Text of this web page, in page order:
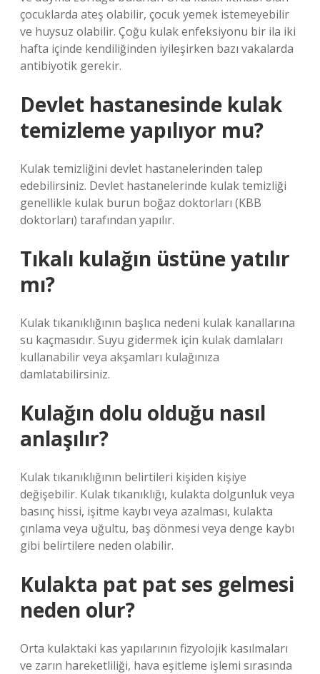
çocuklarda ateş olabilir, çocuk yemek istemeyebilir
ve huysuz olabilir. Çoğu kulak enfeksiyonu bir ila iki
hafta içinde kendiliğinden iyileşirken bazı vakalarda
antibiyotik gerekir.
Devlet hastanesinde kulak
temizleme yapılıyor mu?
Kulak temizliğini devlet hastanelerinden talep
edebilirsiniz. Devlet hastanelerinde kulak temizliği
genellikle kulak burun boğaz doktorları (KBB
doktorları) tarafından yapılır.
Tıkalı kulağın üstüne yatılır
mı?
Kulak tıkanıklığının başlıca nedeni kulak kanallarına
su kaçmasıdır. Suyu gidermek için kulak damlaları
kullanabilir veya akşamları kulağınıza
damlatabilirsiniz.
Kulağın dolu olduğu nasıl
anlaşılır?
Kulak tıkanıklığının belirtileri kişiden kişiye
değişebilir. Kulak tıkanıklığı, kulakta dolgunluk veya
basınç hissi, işitme kaybı veya azalması, kulakta
çınlama veya uğultu, baş dönmesi veya denge kaybı
gibi belirtilere neden olabilir.
Kulakta pat pat ses gelmesi
neden olur?
Orta kulaktaki kas yapılarının fizyolojik kasılmaları
ve zarın hareketliliği, hava eşitleme işlemi sırasında